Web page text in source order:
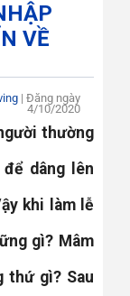
VỀ
| Đăng ngày
4/10/2020
thường
dâng lên
khi làm lễ
gì? Mâm
thứ gì? Sau